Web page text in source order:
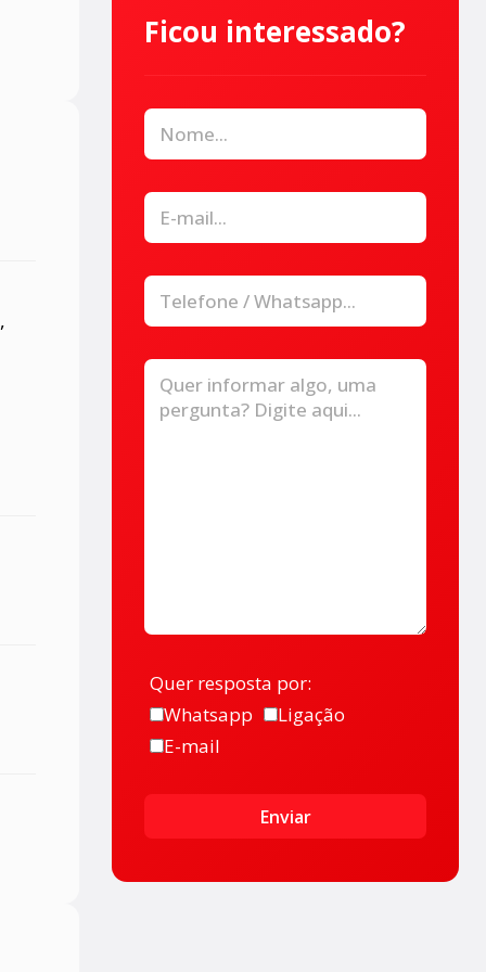
Ficou interessado?
Quer resposta por:
Whatsapp
Ligação
E-mail
Enviar